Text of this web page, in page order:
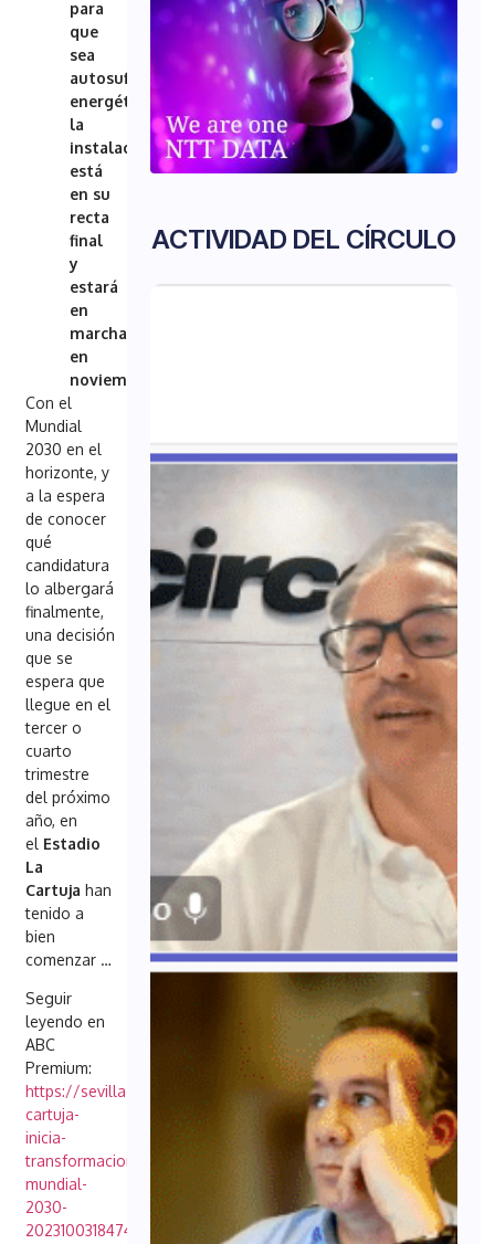
para
que
sea
autosuficiente
energéticamente;
la
instalación
está
en su
recta
final
y
estará
en
marcha
en
noviembre.
Con el
Mundial
2030 en el
horizonte, y
a la espera
de conocer
qué
candidatura
lo albergará
finalmente,
una decisión
que se
espera que
llegue en el
tercer o
cuarto
trimestre
del próximo
año, en
el Estadio
La
Cartuja han
tenido a
bien
comenzar …
Seguir
leyendo en
ABC
Premium:
https://sevilla.abc.es/sevilla/estadio-
cartuja-
inicia-
transformacion-
mundial-
2030-
20231003184748-
ACTIVIDAD DEL CÍRCULO